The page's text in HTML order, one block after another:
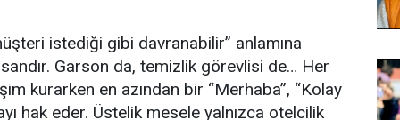
istediği gibi davranabilir” anlamına
Garson da, temizlik görevlisi de… Her
kurarken en azından bir “Merhaba”, “Kolay
hak eder. Üstelik mesele yalnızca otelcilik